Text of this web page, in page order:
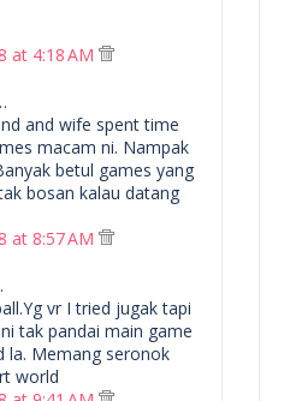
at 4:18 AM
and wife spent time
macam ni. Nampak
betul games yang
bosan kalau datang
at 8:57 AM
vr I tried jugak tapi
tak pandai main game
la. Memang seronok
world